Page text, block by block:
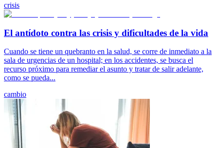
crisis
El antídoto contra las crisis y dificultades de la vida
Cuando se tiene un quebranto en la salud, se corre de inmediato a la
sala de urgencias de un hospital; en los accidentes, se busca el
recurso próximo para remediar el asunto y tratar de salir adelante,
como se pueda...
cambio